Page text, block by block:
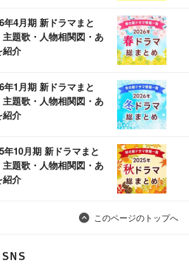
年4月期 新ドラマまと
題歌・人物相関図・あ
紹介
年1月期 新ドラマまと
題歌・人物相関図・あ
紹介
年10月期 新ドラマまと
題歌・人物相関図・あ
紹介
このページのトップへ